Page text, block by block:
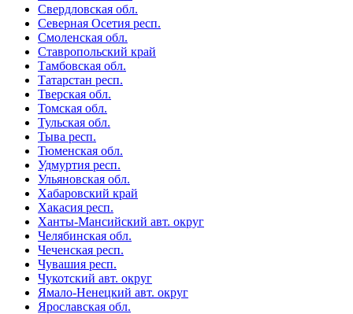
Свердловская обл.
Северная Осетия респ.
Смоленская обл.
Ставропольский край
Тамбовская обл.
Татарстан респ.
Тверская обл.
Томская обл.
Тульская обл.
Тыва респ.
Тюменская обл.
Удмуртия респ.
Ульяновская обл.
Хабаровский край
Хакасия респ.
Ханты-Мансийский авт. округ
Челябинская обл.
Чеченская респ.
Чувашия респ.
Чукотский авт. округ
Ямало-Ненецкий авт. округ
Ярославская обл.